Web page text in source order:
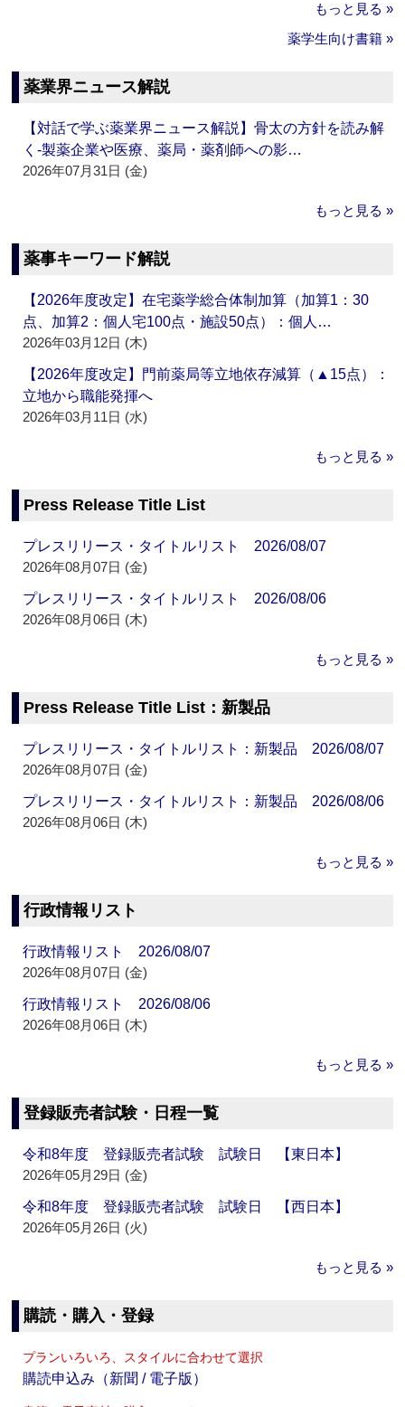
もっと見る »
薬学生向け書籍 »
薬業界ニュース解説
【対話で学ぶ薬業界ニュース解説】骨太の方針を読み解
く‐製薬企業や医療、薬局・薬剤師への影…
2026年07月31日 (金)
もっと見る »
薬事キーワード解説
【2026年度改定】在宅薬学総合体制加算（加算1：30
点、加算2：個人宅100点・施設50点）：個人…
2026年03月12日 (木)
【2026年度改定】門前薬局等立地依存減算（▲15点）：
立地から職能発揮へ
2026年03月11日 (水)
もっと見る »
Press Release Title List
プレスリリース・タイトルリスト 2026/08/07
2026年08月07日 (金)
プレスリリース・タイトルリスト 2026/08/06
2026年08月06日 (木)
もっと見る »
Press Release Title List：新製品
プレスリリース・タイトルリスト：新製品 2026/08/07
2026年08月07日 (金)
プレスリリース・タイトルリスト：新製品 2026/08/06
2026年08月06日 (木)
もっと見る »
行政情報リスト
行政情報リスト 2026/08/07
2026年08月07日 (金)
行政情報リスト 2026/08/06
2026年08月06日 (木)
もっと見る »
登録販売者試験・日程一覧
令和8年度 登録販売者試験 試験日 【東日本】
2026年05月29日 (金)
令和8年度 登録販売者試験 試験日 【西日本】
2026年05月26日 (火)
もっと見る »
購読・購入・登録
プランいろいろ、スタイルに合わせて選択
購読申込み（新聞 / 電子版）